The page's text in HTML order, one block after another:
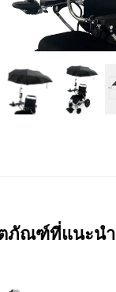
ภัณฑ์ที่แนะนำ